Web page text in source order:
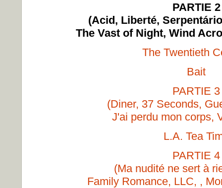
PARTIE 2
(Acid, Liberté,
The Vast of Night, Wind
The Twentieth
Bait
PARTIE 3
(Diner, 37 Seconds,
J'ai perdu mon corps,
L.A. Tea
PARTIE 4
(Ma nudité ne sert à
Family Romance, LLC, ,